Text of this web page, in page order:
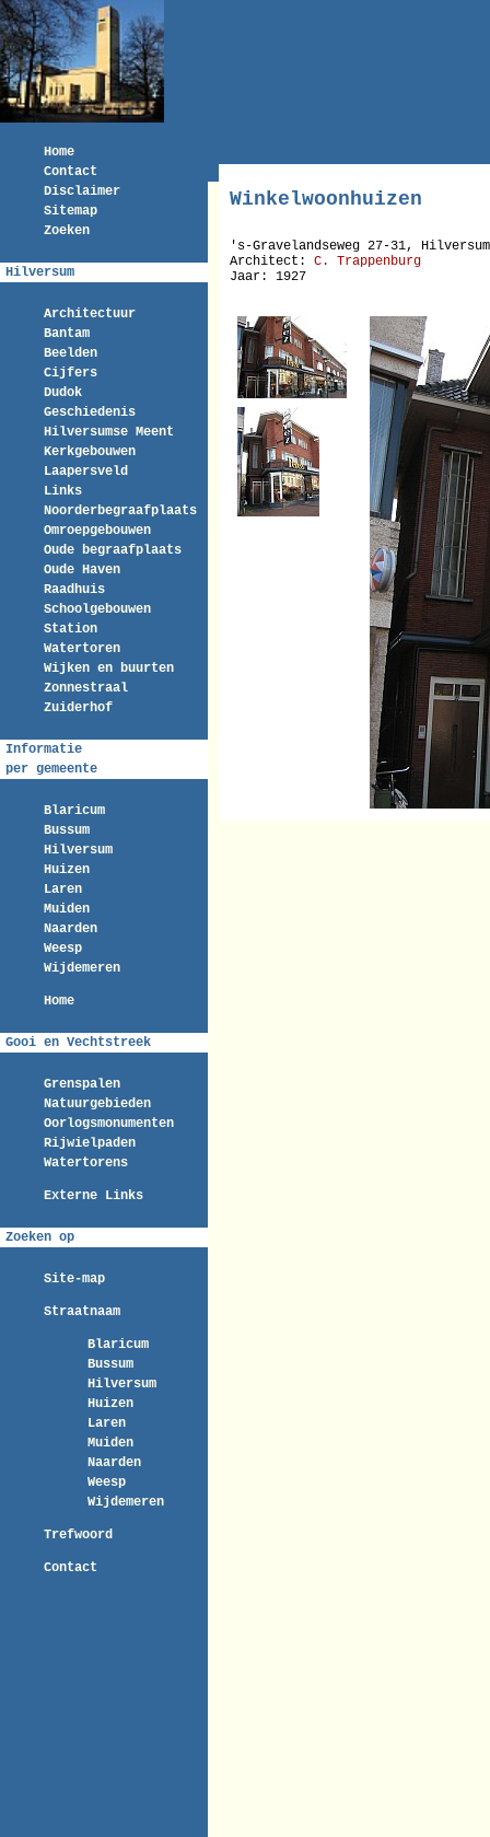
Home
Contact
Disclaimer
Sitemap
Zoeken
Hilversum
Architectuur
Bantam
Beelden
Cijfers
Dudok
Geschiedenis
Hilversumse Meent
Kerkgebouwen
Laapersveld
Links
Noorderbegraafplaats
Omroepgebouwen
Oude begraafplaats
Oude Haven
Raadhuis
Schoolgebouwen
Station
Watertoren
Wijken en buurten
Zonnestraal
Zuiderhof
Informatie
per gemeente
Blaricum
Bussum
Hilversum
Huizen
Laren
Muiden
Naarden
Weesp
Wijdemeren
Home
Gooi en Vechtstreek
Grenspalen
Natuurgebieden
Oorlogsmonumenten
Rijwielpaden
Watertorens
Externe Links
Zoeken op
Site-map
Straatnaam
Blaricum
Bussum
Hilversum
Huizen
Laren
Muiden
Naarden
Weesp
Wijdemeren
Trefwoord
Contact
Winkelwoonhuizen
's-Gravelandseweg 27-31, Hilversum
Architect: C. Trappenburg
Jaar: 1927